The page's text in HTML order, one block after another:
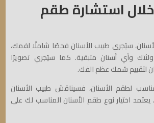
استشارة طقم
سيُجري طبيب الأسنان فحصًا شاملًا لفمك،
وأي أسنان متبقية. كما سيُجري تصويرًا
لتقييم سُمك عظم الفك.
لطقم الأسنان، فسيناقش طبيب الأسنان
اختيار نوع طقم الأسنان المناسب لك على